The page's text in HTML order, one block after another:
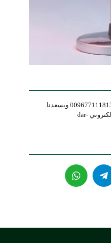
وللتواصل معنا عبر الواتساب: 00967711181351 ويسعدنا
التواصل معكم دائماً عبر البريد الإلكتروني dar-